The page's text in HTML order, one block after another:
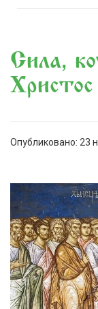
Сила,
Христос
Опубликовано: 23